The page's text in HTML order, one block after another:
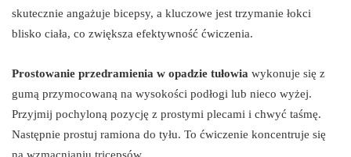
skutecznie angażuje bicepsy, a kluczowe jest trzymanie łokci
blisko ciała, co zwiększa efektywność ćwiczenia.
Prostowanie przedramienia w opadzie tułowia wykonuje się z
gumą przymocowaną na wysokości podłogi lub nieco wyżej.
Przyjmij pochyloną pozycję z prostymi plecami i chwyć taśmę.
Następnie prostuj ramiona do tyłu. To ćwiczenie koncentruje się
na wzmacnianiu tricepsów.